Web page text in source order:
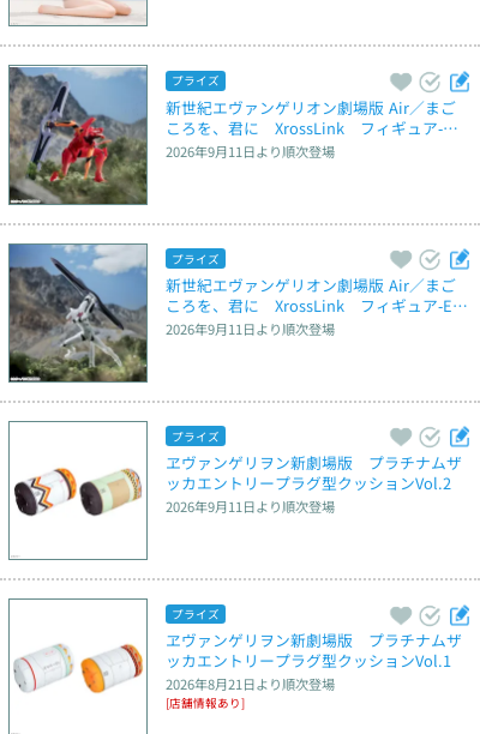
プライズ
新世紀エヴァンゲリオン劇場版 Air／まご
ころを、君に　XrossLink　フィギュア‐弐
号機‐
2026年9月11日より順次登場
プライズ
新世紀エヴァンゲリオン劇場版 Air／まご
ころを、君に　XrossLink　フィギュア‐EV
A量産機‐
2026年9月11日より順次登場
プライズ
ヱヴァンゲリヲン新劇場版　プラチナムザ
ッカエントリープラグ型クッションVol.2
2026年9月11日より順次登場
プライズ
ヱヴァンゲリヲン新劇場版　プラチナムザ
ッカエントリープラグ型クッションVol.1
2026年8月21日より順次登場
[店舗情報あり]